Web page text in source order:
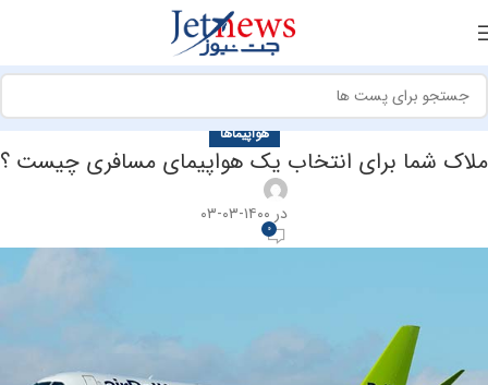
هواپیماها
ملاک شما برای انتخاب یک هواپیمای مسافری چیست ؟
در ۱۴۰۰-۰۳-۰۳
0